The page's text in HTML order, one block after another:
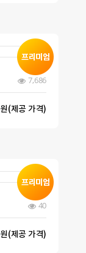
7,686
원(제공 가격)
40
원(제공 가격)